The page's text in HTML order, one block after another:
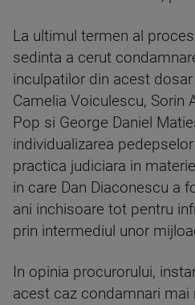
La ultimul termen al
sedinta a cerut
inculpatilor din acest
Camelia Voiculescu, Sorin
Pop si George Daniel
individualizarea
practica judiciara in
in care Dan Diaconescu a
ani inchisoare tot pentru
prin intermediul unor
In opinia procurorului,
acest caz condamnari mai